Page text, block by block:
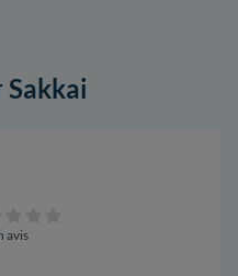
Sakkai
avis